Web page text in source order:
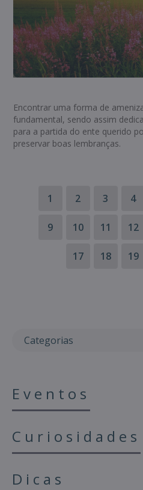
Encontrar uma forma de
fundamental, sendo assim
para a partida do ente querido
preservar boas lembranças.
1 2 3 4
9 10 11 12
17 18 19
Categorias
Eventos
Curiosidades
Dicas